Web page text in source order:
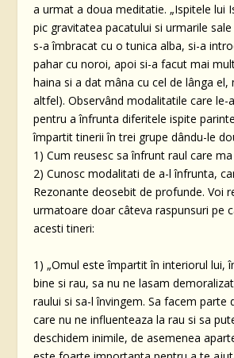
a urmat a doua meditatie. „Ispitele lui
pic gravitatea pacatului si urmarile
s-a îmbracat cu o tunica alba, si-a
pahar cu noroi, apoi si-a facut mai
haina si a dat mâna cu cel de lânga el,
altfel). Observând modalitatile care le-
pentru a înfrunta diferitele ispite
împartit tinerii în trei grupe dându-le
1) Cum reusesc sa înfrunt raul care
2) Cunosc modalitati de a-l înfrunta,
Rezonante deosebit de profunde. Voi
urmatoare doar câteva raspunsuri pe
acesti tineri:
1) „Omul este împartit în interiorul lui,
bine si rau, sa nu ne lasam
raului si sa-l învingem. Sa facem parte
care nu ne influenteaza la rau si sa
deschidem inimile, de asemenea